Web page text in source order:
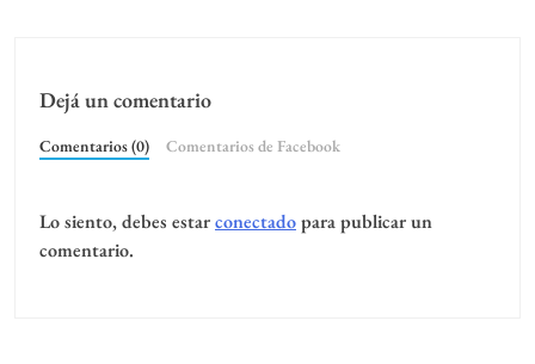
Dejá un comentario
Comentarios (0) Comentarios de Facebook
Lo siento, debes estarconectadopara publicar un
comentario.